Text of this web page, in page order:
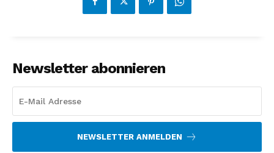
Newsletter abonnieren
NEWSLETTER ANMELDEN